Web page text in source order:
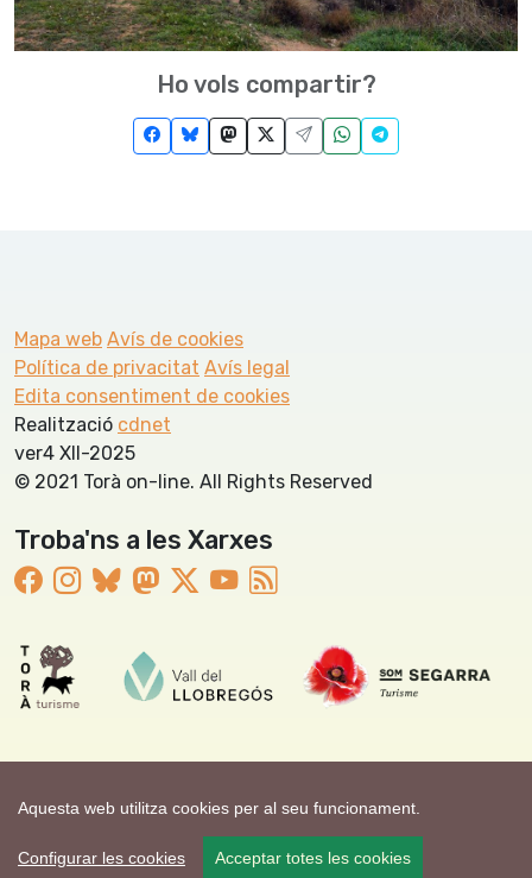
Aquesta web utilitza cookies per al seu funcionament.
Configurar les cookies Acceptar totes les cookies
Ho vols compartir?
Mapa web Avís de cookies
Política de privacitat Avís legal
Edita consentiment de cookies
Realització cdnet
ver4 XII-2025
© 2021 Torà on-line. All Rights Reserved
Troba'ns a les Xarxes